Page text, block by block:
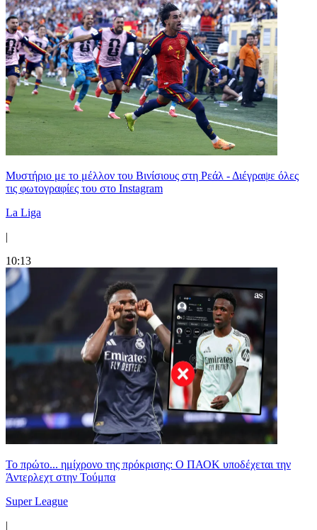
Μυστήριο με το μέλλον του Βινίσιους στη Ρεάλ - Διέγραψε όλες
τις φωτογραφίες του στο Instagram
La Liga
|
10:13
Το πρώτο... ημίχρονο της πρόκρισης: Ο ΠΑΟΚ υποδέχεται την
Άντερλεχτ στην Τούμπα
Super League
|